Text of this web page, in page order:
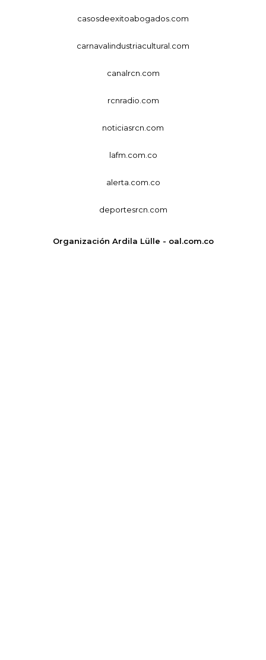
casosdeexitoabogados.com
carnavalindustriacultural.com
canalrcn.com
rcnradio.com
noticiasrcn.com
lafm.com.co
alerta.com.co
deportesrcn.com
Organización Ardila Lülle - oal.com.co